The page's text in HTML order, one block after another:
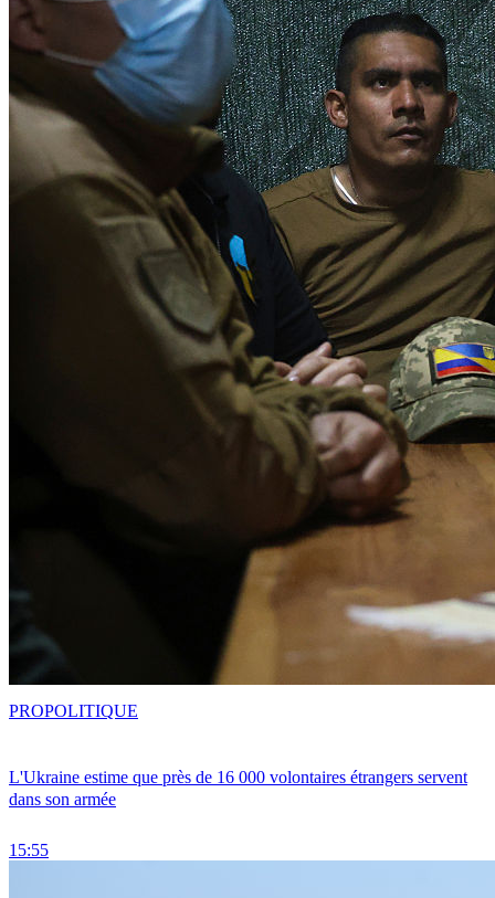
L'Ukraine estime que près de 16 000 volontaires étrangers servent
dans son armée
15:55
PROPOLITIQUE